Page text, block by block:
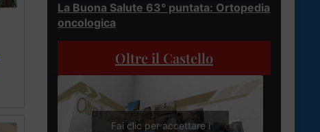
La Buona Salute 63° puntata: Ortopedia
oncologica
Oltre il Castello
Fai clic per accettare i